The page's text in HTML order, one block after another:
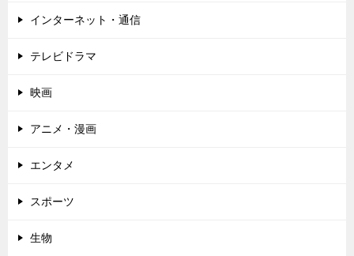
インターネット・通信
テレビドラマ
映画
アニメ・漫画
エンタメ
スポーツ
生物